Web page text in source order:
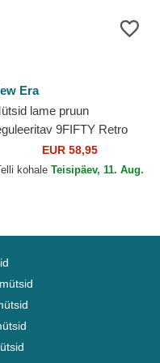
Era
lame pruun
9FIFTY Retro
Wool Pinstripe Atlanta
MLB New Era
EUR 58,95
kohale Teisipäev, 11. Aug.